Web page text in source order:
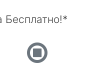
Бесплатно!*